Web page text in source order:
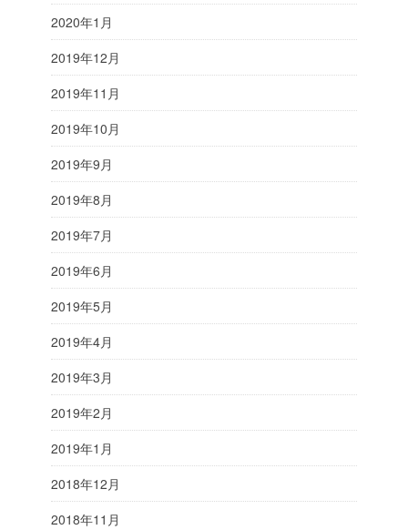
2020年1月
2019年12月
2019年11月
2019年10月
2019年9月
2019年8月
2019年7月
2019年6月
2019年5月
2019年4月
2019年3月
2019年2月
2019年1月
2018年12月
2018年11月